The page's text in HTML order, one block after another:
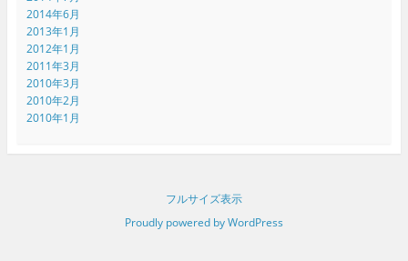
2014年6月
2013年1月
2012年1月
2011年3月
2010年3月
2010年2月
2010年1月
フルサイズ表示
Proudly powered by WordPress